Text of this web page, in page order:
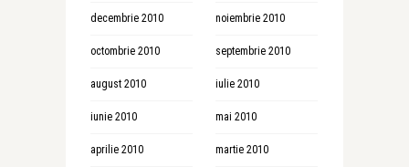
decembrie 2010 noiembrie 2010
octombrie 2010 septembrie 2010
august 2010 iulie 2010
iunie 2010 mai 2010
aprilie 2010 martie 2010